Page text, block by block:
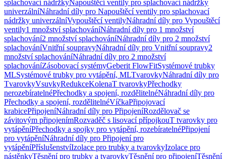
splachovací nádržkyNapouštěcí ventily pro splachovací nádržky
univerzálníNáhradní díly pro Napouštěcí ventily pro splachovací
nádržky univerzálníVypouštěcí ventilyNáhradní díly pro Vypouštěcí
ventily1 množství splachováníNáhradní díly pro 1 množství
splachování2 množství splachováníNáhradní díly pro 2 množství
splachováníVnitřní soupravyNáhradní díly pro Vnitřní soupravy2
množství splachováníNáhradní díly pro 2 množství
splachováníZásobovací systémyGeberit FlowFitSystémové trubky
MLSystémové trubky pro vytápění, MLTvarovkyNáhradní díly pro
TvarovkyVsuvkyRedukceKolenaT tvarovkyPřechodky
nerozebíratelnéPřechodky a spojení, rozdělitelnéNáhradní díly pro
Přechodky a spojení, rozdělitelnéVíčkaPřipojovací
krabicePřipojeníNáhradní díly pro PřipojeníRozdělovač se
závitovým připojenímRozvaděč s lisovací přípojkouT tvarovky pro
vytápěníPřechodky a spojky pro vytápění, rozebíratelnéPřipojení
pro vytápěníNáhradní díly pro Připojení pro
vytápěníPříslušenstvíIzolace pro trubky a tvarovkyIzolace pro
nástěnkyTěsnění pro trubky a tvarovkyTěsnění pro připojeníTěsnění